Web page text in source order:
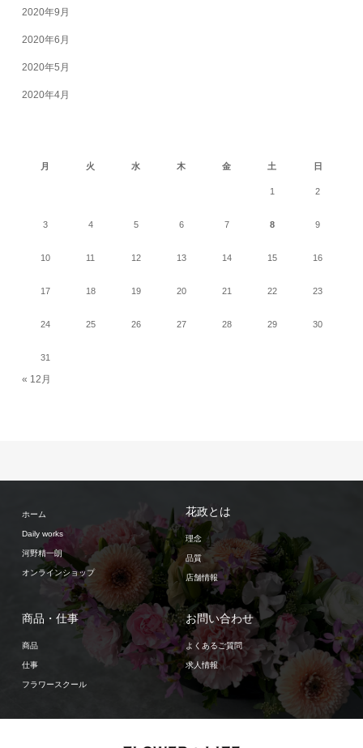
2020年9月
2020年6月
2020年5月
2020年4月
月
火 水 木 金 土 日
1 2
3 4 5 6 7 8 9
10 11 12 13 14 15 16
17 18 19 20 21 22 23
24 25 26 27 28 29 30
31
« 12月
ホーム
Daily works
河野精一朗
オンラインショップ
花政とは
理念
品質
店舗情報
商品・仕事
商品
仕事
フラワースクール
お問い合わせ
よくあるご質問
求人情報